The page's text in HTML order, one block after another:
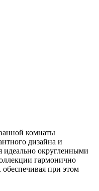
комнаты
дизайна и
идеально округленными
гармонично
при этом